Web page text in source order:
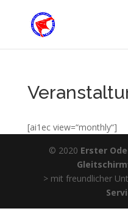
[ai1ec view=“monthly“]
© 2020 Erster
> mit freundlicher